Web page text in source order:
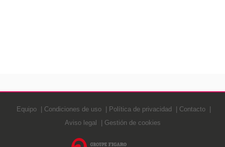
Equipo Condiciones de uso Política de privacidad
Contacto
Aviso legal
Gestión de cookies